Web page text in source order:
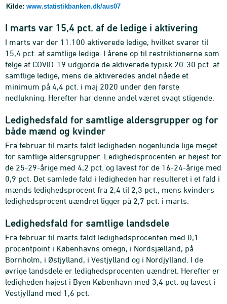
Kilde: www.statistikbanken.dk/aus07
I marts var 15,4 pct. af de ledige i aktivering
I marts var der 11.100 aktiverede ledige, hvilket svarer til
15,4 pct. af samtlige ledige. I årene op til restriktionerne som
følge af COVID-19 udgjorde de aktiverede typisk 20-30 pct. af
samtlige ledige, mens de aktiveredes andel nåede et
minimum på 4,4 pct. i maj 2020 under den første
nedlukning. Herefter har denne andel været svagt stigende.
Ledighedsfald for samtlige aldersgrupper og for
både mænd og kvinder
Fra februar til marts faldt ledigheden nogenlunde lige meget
for samtlige aldersgrupper. Ledighedsprocenten er højest for
de 25-29-årige med 4,2 pct. og lavest for de 16-24-årige med
0,9 pct. Det samlede fald i ledigheden har resulteret i et fald i
mænds ledighedsprocent fra 2,4 til 2,3 pct., mens kvinders
ledighedsprocent uændret ligger på 2,7 pct. i marts.
Ledighedsfald for samtlige landsdele
Fra februar til marts faldt ledighedsprocenten med 0,1
procentpoint i Københavns omegn, i Nordsjælland, på
Bornholm, i Østjylland, i Vestjylland og i Nordjylland. I de
øvrige landsdele er ledighedsprocenten uændret. Herefter er
ledigheden højest i Byen København med 3,4 pct. og lavest i
Vestjylland med 1,6 pct.